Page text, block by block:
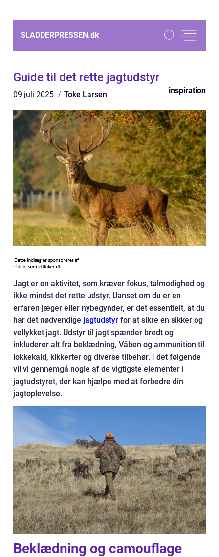
SLADDERPRESSEN.dk
Guide til det rette jagtudstyr
09 juli 2025 Toke Larsen inspiration
Jagt er en aktivitet, som kræver fokus, tålmodighed og
ikke mindst det rette udstyr. Uanset om du er en
erfaren jæger eller nybegynder, er det essentielt, at du
har det nødvendige jagtudstyr for at sikre en sikker og
vellykket jagt. Udstyr til jagt spænder bredt og
inkluderer alt fra beklædning, Våben og ammunition til
lokkekald, kikkerter og diverse tilbehør. I det følgende
vil vi gennemgå nogle af de vigtigste elementer i
jagtudstyret, der kan hjælpe med at forbedre din
jagtoplevelse.
Beklædning og camouflage